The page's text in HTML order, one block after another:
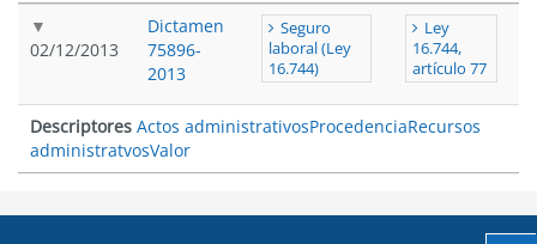
02/12/2013
Dictamen
75896-
2013
Seguro
laboral (Ley
16.744)
Ley
16.744,
artículo 77
Descriptores Actos administrativosProcedenciaRecursos
administratvosValor